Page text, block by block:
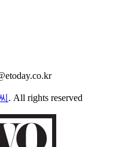
. All rights reserved